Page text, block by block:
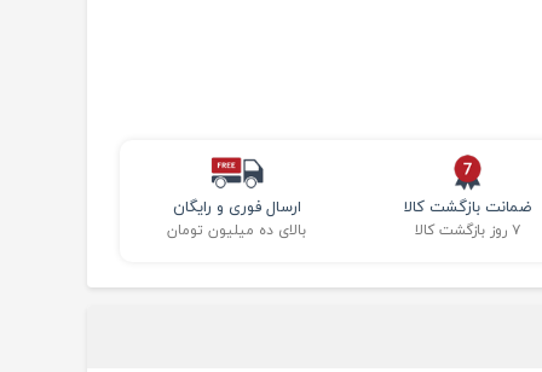
ارسال فوری و رایگان
بالای ده میلیون تومان
ضمانت بازگشت کالا
۷ روز بازگشت کالا